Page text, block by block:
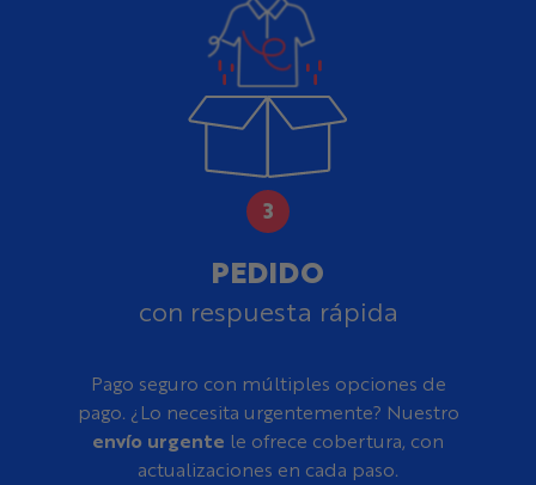
PEDIDO
con respuesta rápida
Pago seguro con múltiples opciones de
pago. ¿Lo necesita urgentemente? Nuestro
envío urgente le ofrece cobertura, con
actualizaciones en cada paso.